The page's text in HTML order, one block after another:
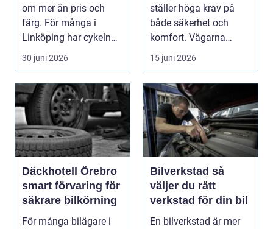
om mer än pris och
färg. För många i
Linköping har cykeln
blivit en viktig d...
30 juni 2026
ställer höga krav på
både säkerhet och
komfort. Vägarna
växlar mellan
motorväg...
15 juni 2026
Däckhotell Örebro
smart förvaring för
säkrare bilkörning
För många bilägare i
Bilverkstad så
väljer du rätt
verkstad för din bil
En bilverkstad är mer